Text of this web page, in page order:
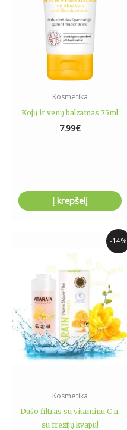
Kosmetika
Kojų ir venų balzamas 75ml
7.99€
Į krepšelį
-14%
Kosmetika
Dušo filtras su vitaminu C ir
su frezijų kvapu!
was:
34.99€.
Current
price
29.99€.